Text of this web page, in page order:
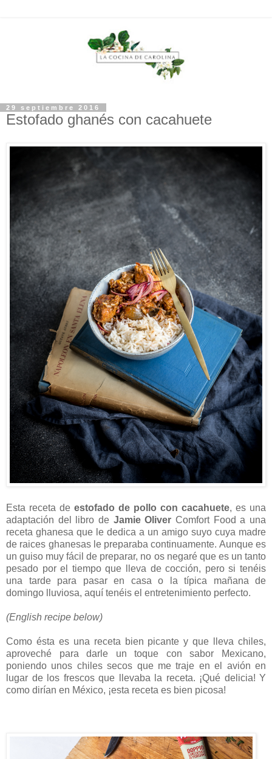
29 septiembre 2016
Estofado ghanés con cacahuete
Esta receta de estofado de pollo con cacahuete, es una
adaptación del libro de Jamie Oliver Comfort Food a una
receta ghanesa que le dedica a un amigo suyo cuya madre
de raices ghanesas le preparaba continuamente. Aunque es
un guiso muy fácil de preparar, no os negaré que es un tanto
pesado por el tiempo que lleva de cocción, pero si tenéis
una tarde para pasar en casa o la típica mañana de
domingo lluviosa, aquí tenéis el entretenimiento perfecto.
(English recipe below)
Como ésta es una receta bien picante y que lleva chiles,
aproveché para darle un toque con sabor Mexicano,
poniendo unos chiles secos que me traje en el avión en
lugar de los frescos que llevaba la receta. ¡Qué delicia! Y
como dirían en México, ¡esta receta es bien picosa!